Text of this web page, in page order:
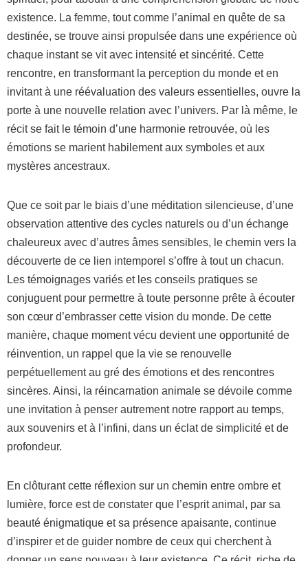
existence. La femme, tout comme l’animal en quête de sa
destinée, se trouve ainsi propulsée dans une expérience où
chaque instant se vit avec intensité et sincérité. Cette
rencontre, en transformant la perception du monde et en
invitant à une réévaluation des valeurs essentielles, ouvre la
porte à une nouvelle relation avec l’univers. Par là même, le
récit se fait le témoin d’une harmonie retrouvée, où les
émotions se marient habilement aux symboles et aux
mystères ancestraux.
Que ce soit par le biais d’une méditation silencieuse, d’une
observation attentive des cycles naturels ou d’un échange
chaleureux avec d’autres âmes sensibles, le chemin vers la
découverte de ce lien intemporel s’offre à tout un chacun.
Les témoignages variés et les conseils pratiques se
conjuguent pour permettre à toute personne prête à écouter
son cœur d’embrasser cette vision du monde. De cette
manière, chaque moment vécu devient une opportunité de
réinvention, un rappel que la vie se renouvelle
perpétuellement au gré des émotions et des rencontres
sincères. Ainsi, la réincarnation animale se dévoile comme
une invitation à penser autrement notre rapport au temps,
aux souvenirs et à l’infini, dans un éclat de simplicité et de
profondeur.
En clôturant cette réflexion sur un chemin entre ombre et
lumière, force est de constater que l’esprit animal, par sa
beauté énigmatique et sa présence apaisante, continue
d’inspirer et de guider nombre de ceux qui cherchent à